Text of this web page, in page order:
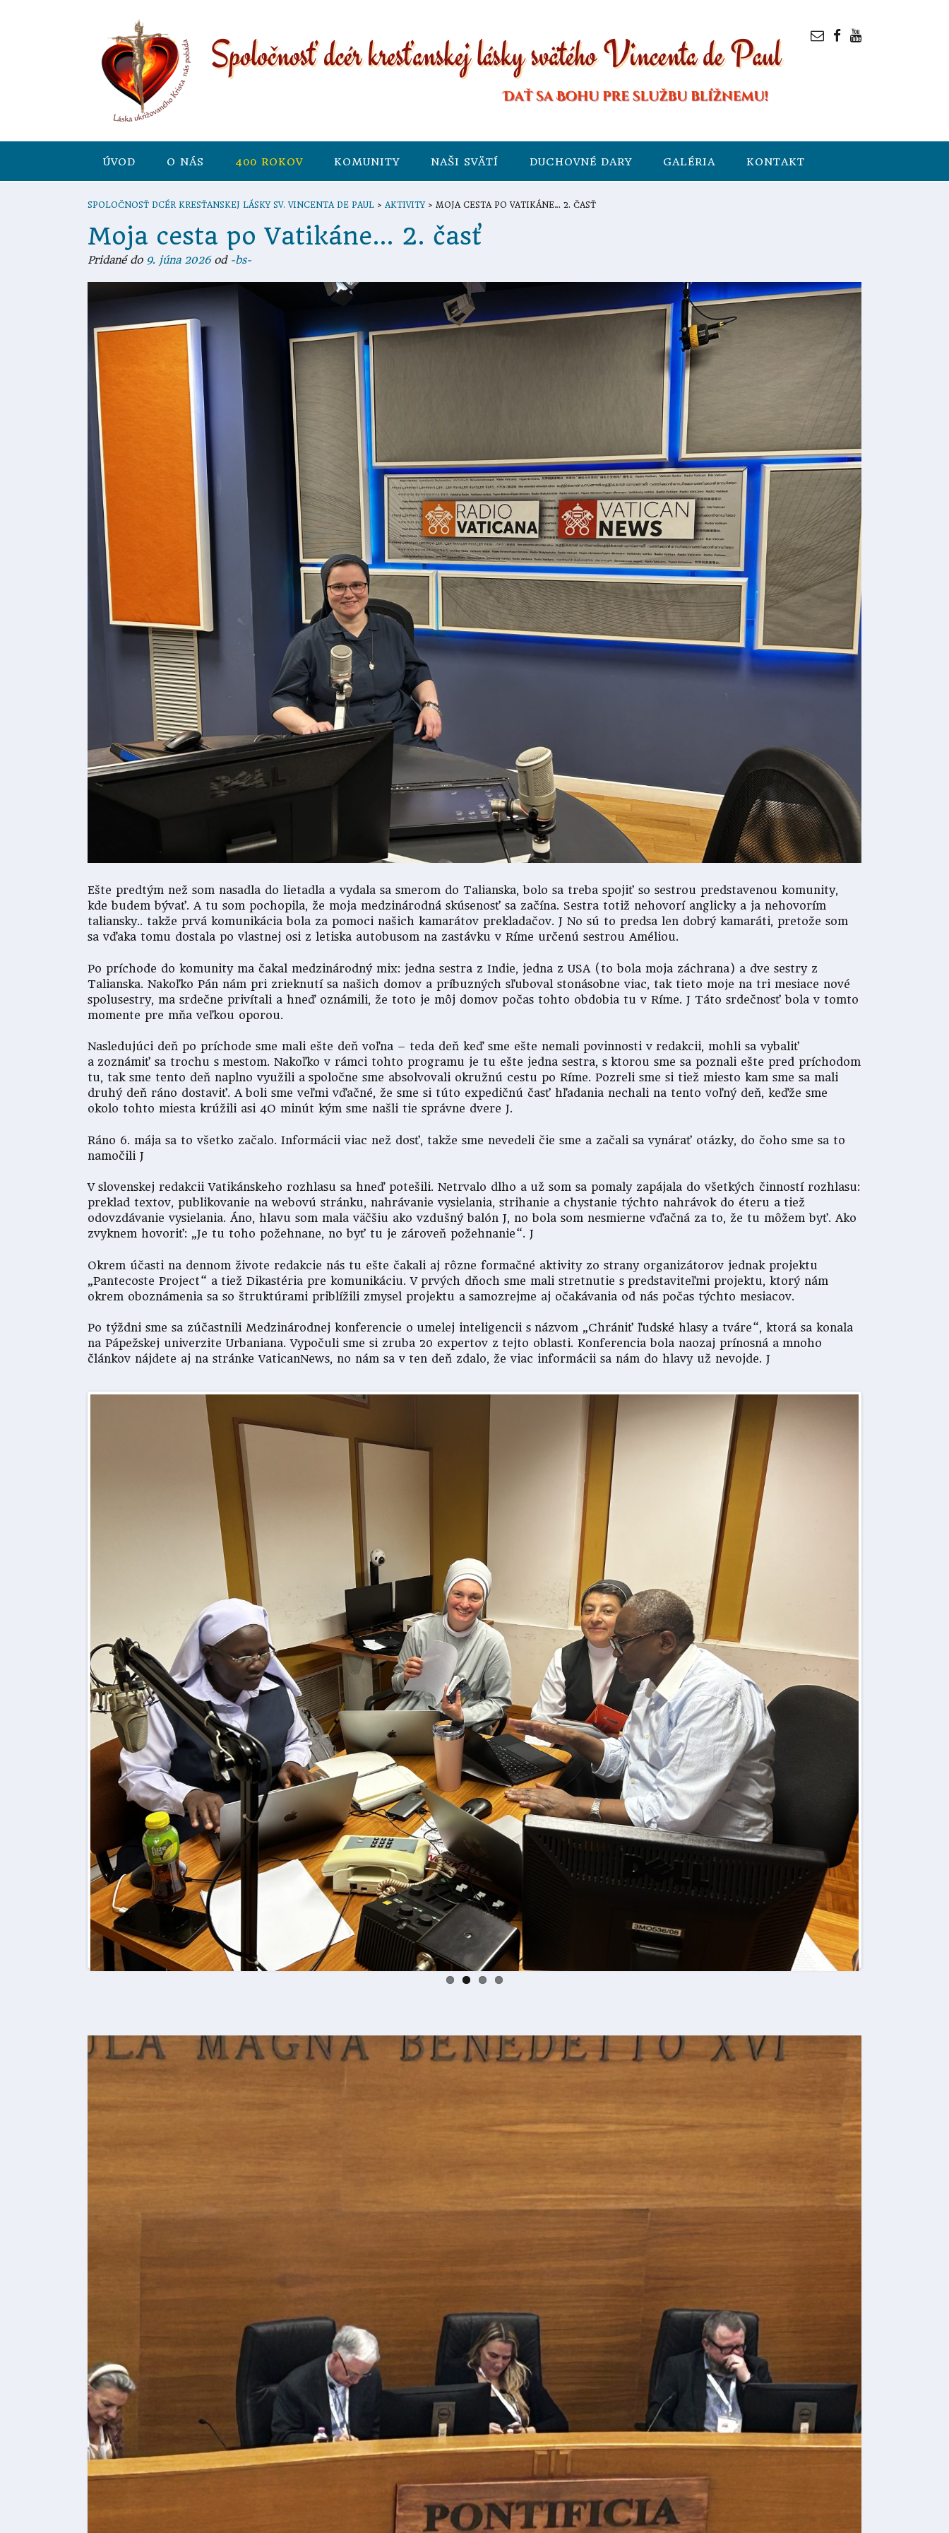
ÚVOD O NÁS 400 ROKOV KOMUNITY NAŠI SVÄTÍ DUCHOVNÉ DARY GALÉRIA KONTAKT
SPOLOČNOSŤ DCÉR KRESŤANSKEJ LÁSKY SV. VINCENTA DE PAUL > AKTIVITY> MOJA CESTA PO VATIKÁNE… 2. ČASŤ
Moja cesta po Vatikáne… 2. časť
Pridané do 9. júna 2026od -bs-
Ešte predtým než som nasadla do lietadla a vydala sa smerom do Talianska, bolo sa treba spojiť so sestrou predstavenou komunity,
kde budem bývať. A tu som pochopila, že moja medzinárodná skúsenosť sa začína. Sestra totiž nehovorí anglicky a ja nehovorím
taliansky.. takže prvá komunikácia bola za pomoci našich kamarátov prekladačov. J No sú to predsa len dobrý kamaráti, pretože som
sa vďaka tomu dostala po vlastnej osi z letiska autobusom na zastávku v Ríme určenú sestrou Améliou.
Po príchode do komunity ma čakal medzinárodný mix: jedna sestra z Indie, jedna z USA (to bola moja záchrana) a dve sestry z
Talianska. Nakoľko Pán nám pri zrieknutí sa našich domov a príbuzných sľuboval stonásobne viac, tak tieto moje na tri mesiace nové
spolusestry, ma srdečne privítali a hneď oznámili, že toto je môj domov počas tohto obdobia tu v Ríme. J Táto srdečnosť bola v tomto
momente pre mňa veľkou oporou.
Nasledujúci deň po príchode sme mali ešte deň voľna – teda deň keď sme ešte nemali povinnosti v redakcii, mohli sa vybaliť
a zoznámiť sa trochu s mestom. Nakoľko v rámci tohto programu je tu ešte jedna sestra, s ktorou sme sa poznali ešte pred príchodom
tu, tak sme tento deň naplno využili a spoločne sme absolvovali okružnú cestu po Ríme. Pozreli sme si tiež miesto kam sme sa mali
druhý deň ráno dostaviť. A boli sme veľmi vďačné, že sme si túto expedičnú časť hľadania nechali na tento voľný deň, keďže sme
okolo tohto miesta krúžili asi 4O minút kým sme našli tie správne dvere J.
Ráno 6. mája sa to všetko začalo. Informácii viac než dosť, takže sme nevedeli čie sme a začali sa vynárať otázky, do čoho sme sa to
namočili J
V slovenskej redakcii Vatikánskeho rozhlasu sa hneď potešili. Netrvalo dlho a už som sa pomaly zapájala do všetkých činností rozhlasu:
preklad textov, publikovanie na webovú stránku, nahrávanie vysielania, strihanie a chystanie týchto nahrávok do éteru a tiež
odovzdávanie vysielania. Áno, hlavu som mala väčšiu ako vzdušný balón J, no bola som nesmierne vďačná za to, že tu môžem byť. Ako
zvyknem hovoriť: „Je tu toho požehnane, no byť tu je zároveň požehnanie“. J
Okrem účasti na dennom živote redakcie nás tu ešte čakali aj rôzne formačné aktivity zo strany organizátorov jednak projektu
„Pantecoste Project“ a tiež Dikastéria pre komunikáciu. V prvých dňoch sme mali stretnutie s predstaviteľmi projektu, ktorý nám
okrem oboznámenia sa so štruktúrami priblížili zmysel projektu a samozrejme aj očakávania od nás počas týchto mesiacov.
Po týždni sme sa zúčastnili Medzinárodnej konferencie o umelej inteligencii s názvom „Chrániť ľudské hlasy a tváre“, ktorá sa konala
na Pápežskej univerzite Urbaniana. Vypočuli sme si zruba 20 expertov z tejto oblasti. Konferencia bola naozaj prínosná a mnoho
článkov nájdete aj na stránke VaticanNews, no nám sa v ten deň zdalo, že viac informácii sa nám do hlavy už nevojde. J